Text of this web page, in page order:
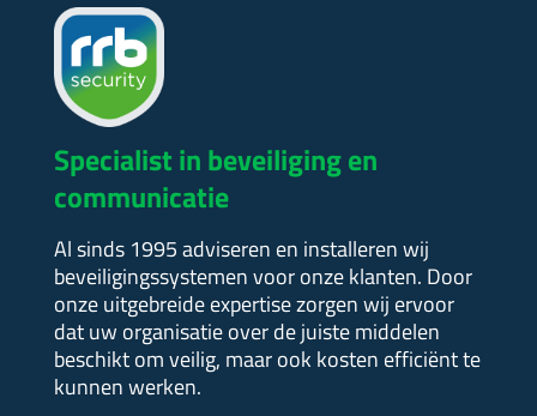
Specialist in beveiliging en
communicatie
Al sinds 1995 adviseren en installeren wij
beveiligingssystemen voor onze klanten. Door
onze uitgebreide expertise zorgen wij ervoor
dat uw organisatie over de juiste middelen
beschikt om veilig, maar ook kosten efficiënt te
kunnen werken.